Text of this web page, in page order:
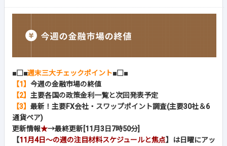
■□■週末三大チェックポイント■□■
【1】 今週の金融市場の終値
【2】 主要各国の政策金利一覧と次回発表予定
【3】 最新！主要FX会社・スワップポイント調査(主要30社＆6
通貨ペア)
更新情報★→最終更新[11月3日7時50分]
【11月4日～の週の注目材料スケジュールと焦点】は日曜にアッ